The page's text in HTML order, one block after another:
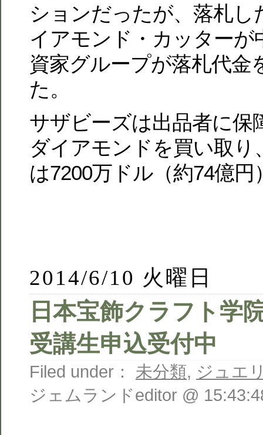
ションだったが、落札し
イアモンド・カッターが
資家グループが落札代金
た。
サザビーズは出品者に保
ダイアモンドを買い取り
は7200万ドル（約74億円
2014/6/10 火曜日
日本宝飾クラフト学
受講生申込受付中
Filed under： 未分類, ジュエ
ジェムランドeditor @